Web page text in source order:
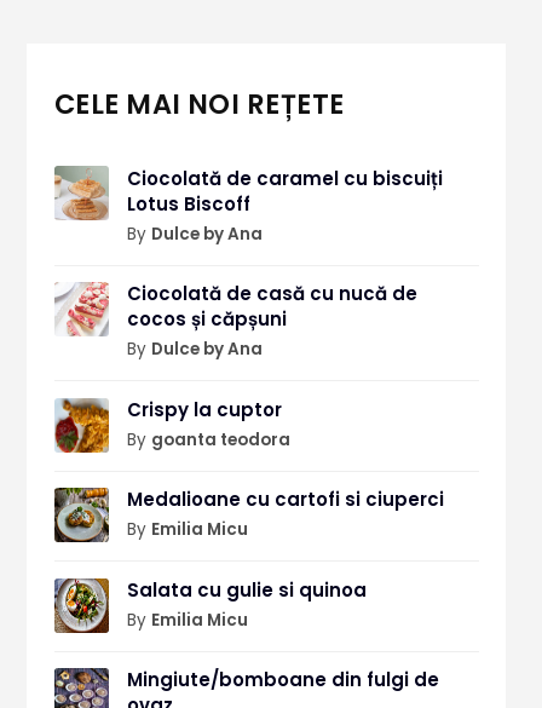
CELE MAI NOI REȚETE
Ciocolată de caramel cu biscuiți
Lotus Biscoff
By Dulce by Ana
Ciocolată de casă cu nucă de
cocos și căpșuni
By Dulce by Ana
Crispy la cuptor
By goanta teodora
Medalioane cu cartofi si ciuperci
By Emilia Micu
Salata cu gulie si quinoa
By Emilia Micu
Mingiute/bomboane din fulgi de